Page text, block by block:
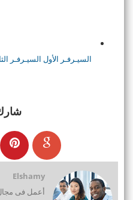
السيـرفـر الأول السيـرفـر
Elshamy
أعمل فى